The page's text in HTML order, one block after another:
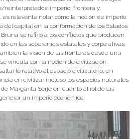
reinterpretados: imperio, frontera y
es relevante notar cómo la noción de imperio
del capital en la conformación de los Estados
se refirió a los conflictos que producen
en las soberanías estatales y corporativas.
la visión de las fronteras desde una
vincula con la noción de civilización.
lo relativo al espacio civilizatorio, en
en civilizar incluso los espacios naturales.
Margarita Serje en cuanto al rol de las
un imperio económico.